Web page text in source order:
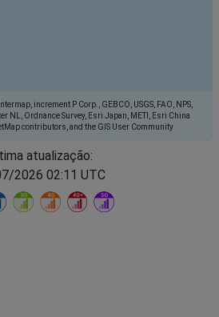
increment P Corp., GEBCO, USGS, FAO, NPS,
NL, Ordnance Survey, Esri Japan, METI, Esri China
contributors, and the GIS User Community
atualização:
2026 02:11 UTC